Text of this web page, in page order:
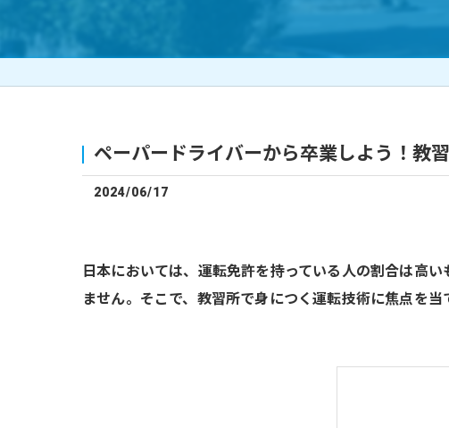
ペーパードライバーから卒業しよう！教
2024/06/17
日本においては、運転免許を持っている人の割合は高
ません。そこで、教習所で身につく運転技術に焦点を